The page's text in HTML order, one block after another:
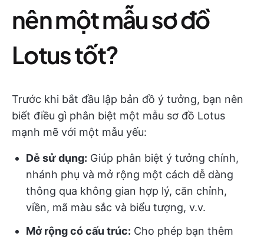
nên một mẫu sơ đồ
Lotus tốt?
Trước khi bắt đầu lập bản đồ ý tưởng, bạn nên
biết điều gì phân biệt một mẫu sơ đồ Lotus
mạnh mẽ với một mẫu yếu:
Dễ sử dụng: Giúp phân biệt ý tưởng chính,
nhánh phụ và mở rộng một cách dễ dàng
thông qua không gian hợp lý, căn chỉnh,
viền, mã màu sắc và biểu tượng, v.v.
Mở rộng có cấu trúc: Cho phép bạn thêm